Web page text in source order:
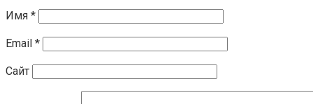
Имя *
Email *
Сайт